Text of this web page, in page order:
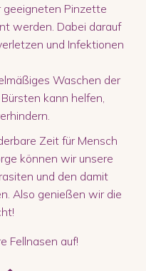
geeigneten Pinzette
werden. Dabei darauf
und Infektionen
Waschen der
kann helfen,
Zeit für Mensch
können wir unsere
und den damit
Also genießen wir die
Fellnasen auf!